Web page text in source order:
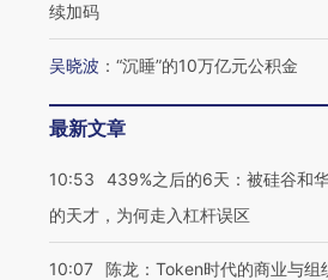
续加码
吴晓波 ： “沉睡”的10万亿元公积金
最新文章
10:53
439%之后的6天：被硅谷和
的天才，为何走入杠杆误区
10:07 陈龙：Token时代的商业与组